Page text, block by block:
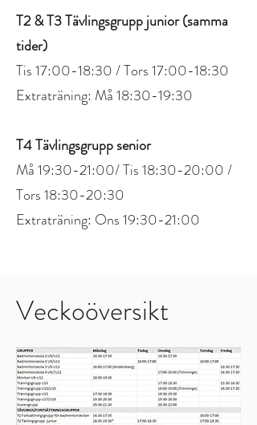
T2 & T3 Tävlingsgrupp junior (samma
tider)
Tis 17:00-18:30 / Tors 17:00-18:30
Extraträning: Må 18:30-19:30
T4 Tävlingsgrupp senior
Må 19:30-21:00/ Tis 18:30-20:00 /
Tors 18:30-20:30
Extraträning: Ons 19:30-21:00
Veckoöversikt